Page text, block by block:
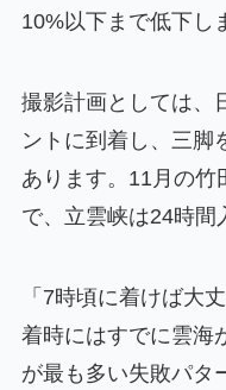
10%以下まで低下し
撮影計画としては、
ントに到着し、三脚
あります。11月の竹
で、立雲峡は24時間
「7時頃に着けば大
着時にはすでに雲
が最も多い失敗パタ